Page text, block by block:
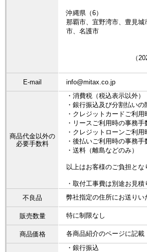
沖縄県（6）
那覇市、宜野湾市、豊見城
市、名護市
（
E-mail info@mitax.co.jp
商品代金以外の
必要手数料
・消費税（税込表示以外）
・銀行振込及び分割払い
・クレジットカードご利
・リースご利用時の事務手
・クレジットローンご利
・後払いご利用時の事務手
・送料（離島などのみ）
以上はお客様のご負担とな
・取付工事費は別途お見積
不良品
弊社指定の住所にお送りい
販売数量 特に制限なし
商品価格 各商品紹介のページに記載
・銀行振込